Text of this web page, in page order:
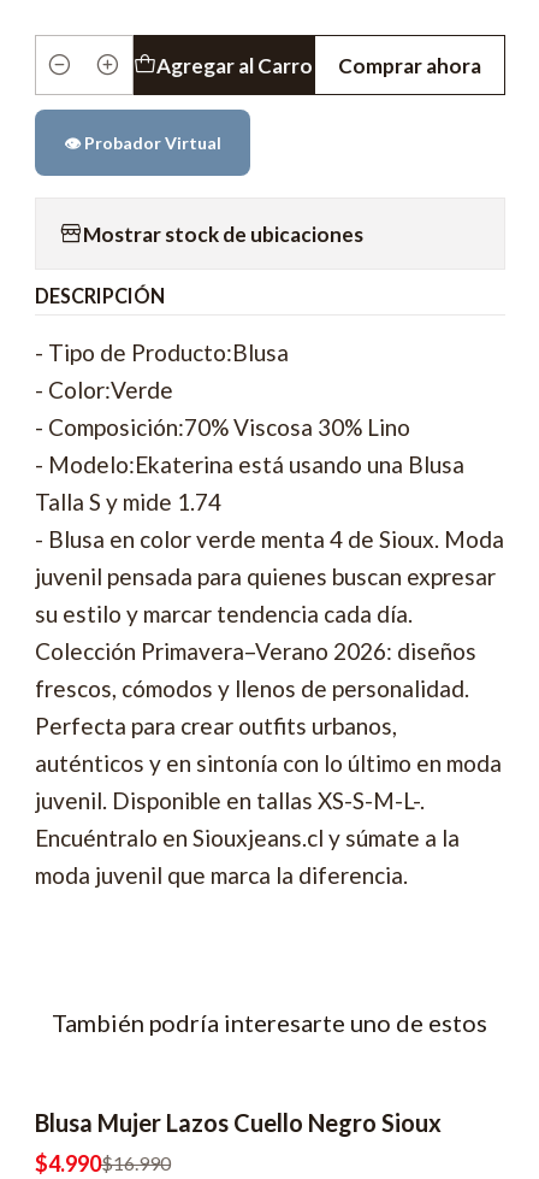
Cantidad
Agregar al Carro Comprar ahora
👁️ Probador Virtual
Mostrar stock de ubicaciones
DESCRIPCIÓN
- Tipo de Producto:Blusa
- Color:Verde
- Composición:70% Viscosa 30% Lino
- Modelo:Ekaterina está usando una Blusa
Talla S y mide 1.74
- Blusa en color verde menta 4 de Sioux. Moda
juvenil pensada para quienes buscan expresar
su estilo y marcar tendencia cada día.
Colección Primavera–Verano 2026: diseños
frescos, cómodos y llenos de personalidad.
Perfecta para crear outfits urbanos,
auténticos y en sintonía con lo último en moda
juvenil. Disponible en tallas XS-S-M-L-.
Encuéntralo en Siouxjeans.cl y súmate a la
moda juvenil que marca la diferencia.
También podría interesarte uno de estos
-71% OFF
2x6990
Blusa Mujer Lazos Cuello Negro Sioux
$4.990$16.990